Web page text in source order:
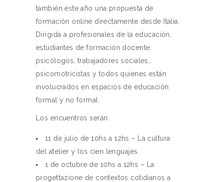
también este año una propuesta de
formación online directamente desde Italia.
Dirigida a profesionales de la educación,
estudiantes de formación docente,
psicólogos, trabajadores sociales,
psicomotricistas y todos quienes están
involucrados en espacios de educación
formal y no formal.
Los encuentros serán:
11 de julio de 10hs a 12hs – La cultura
del atelier y los cien lenguajes.
1 de octubre de 10hs a 12hs – La
progettazione de contextos cotidianos a